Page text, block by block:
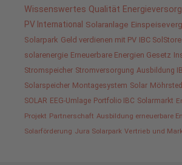
Wissenswertes Qualität
PV International Solaranlage
Solarpark Geld verdienen mit PV IBC SolStore
solarenergie Erneuerbare Energien Gesetz
Stromspeicher Stromversorgung Ausbildung
Solarspeicher Montagesystem Solar
SOLAR EEG-Umlage Portfolio IBC Solarmarkt
Projekt Partnerschaft Ausbildung erneuerbare
Solarförderung Jura Solarpark Vertrieb und